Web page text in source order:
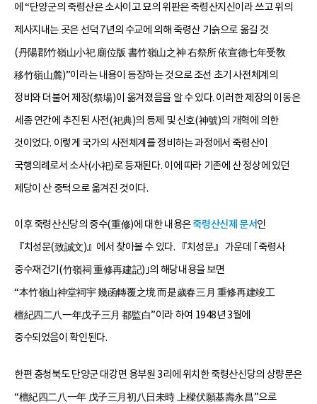
에 “단양군의 죽령산은 소사이고 묘의 위판은 죽령산지신이라 쓰고 위의
제사지내는 곳은 선덕 7년의 수교에 의해 죽령산 기슭으로 옮길 것
(丹陽郡竹嶺山小祀 廟位版 書竹嶺山之神 右祭所 依宣德七年受敎
移竹嶺山麓)”이라는 내용이 등장하는 것으로 조선 초기 사전체계의
정비와 더불어 제장(祭場)이 옮겨졌음을 알 수 있다. 이러한 제장의 이동은
세종 연간에 추진된 사전(祀典)의 등제 및 신호(神號)의 개혁에 의한
것이었다. 이렇게 국가의 사전체계를 정비하는 과정에서 죽령산이
국행의례로서 소사(小祀)로 등재된다. 이에 따라 기존에 산 정상에 있던
제당이 산 중턱으로 옮겨진 것이다.
이후 죽령산신당의 중수(重修)에 대한 내용은죽령산신제 문서인
『치성문(致誠文)』에서 찾아볼 수 있다. 『치성문』 가운데 ｢죽령사
중수재건기(竹嶺祠 重修再建記)｣의 해당내용을 보면
“本竹嶺山神堂祠宇 幾函轉覆之境 而是歲春三月 重修再建竣工
檀紀四二八一年戊子三月 都監白”이라 하여 1948년 3월에
중수되었음이 확인된다.
한편 충청북도 단양군 대강면 용부원 3리에 위치한 죽령산신당의 상량문은
“檀紀四二八一年 戊子三月初八日未時 上樑伏願基壽永昌”으로